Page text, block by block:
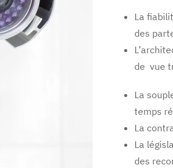
La
des
de vue
La
temps
La
La
des